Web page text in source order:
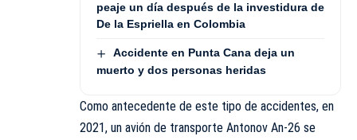
peaje un día después de la investidura de
De la Espriella en Colombia
Accidente en Punta Cana deja un
muerto y dos personas heridas
Como antecedente de este tipo de accidentes, en
2021, un avión de transporte Antonov An-26 se